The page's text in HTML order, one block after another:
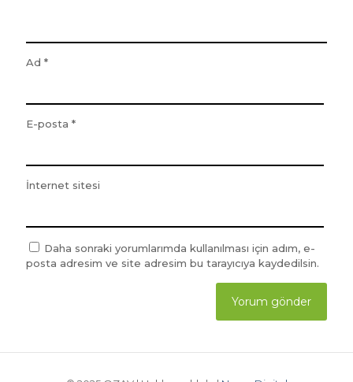
Ad *
E-posta *
İnternet sitesi
Daha sonraki yorumlarımda kullanılması için adım, e-
posta adresim ve site adresim bu tarayıcıya kaydedilsin.